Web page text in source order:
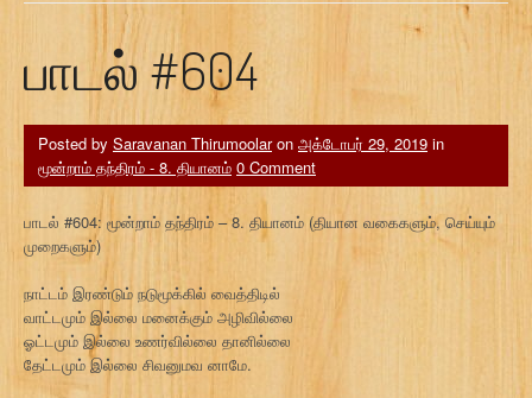
பாடல் #604
Posted by Saravanan Thirumoolaron அக்டோபர் 29, 2019 in
மூன்றாம் தந்திரம் - 8. தியானம் 0 Comment
பாடல் #604: மூன்றாம் தந்திரம் – 8. தியானம் (தியான வகைகளும், செய்யும்
முறைகளும்)
நாட்டம் இரண்டும் நடுமூக்கில் வைத்திடில்
வாட்டமும் இல்லை மனைக்கும் அழிவில்லை
ஓட்டமும் இல்லை உணர்வில்லை தானில்லை
தேட்டமும் இல்லை சிவனுமவ னாமே.